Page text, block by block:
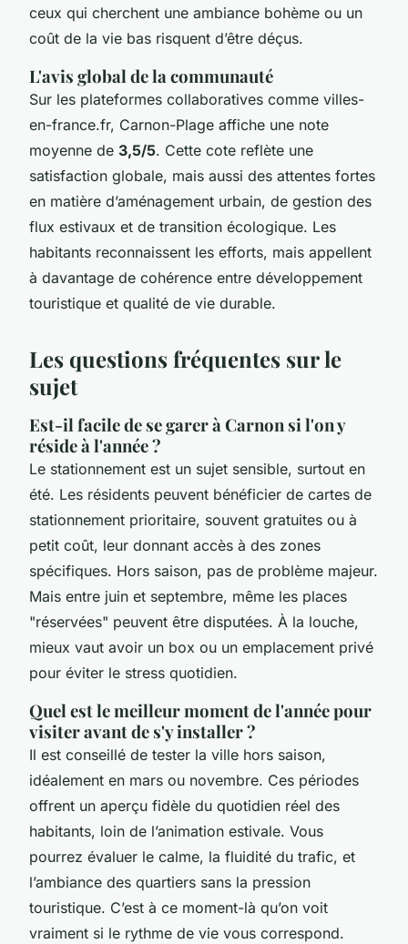
ceux qui cherchent une ambiance bohème ou un
coût de la vie bas risquent d’être déçus.
L'avis global de la communauté
Sur les plateformes collaboratives comme villes-
en-france.fr, Carnon-Plage affiche une note
moyenne de 3,5/5. Cette cote reflète une
satisfaction globale, mais aussi des attentes fortes
en matière d’aménagement urbain, de gestion des
flux estivaux et de transition écologique. Les
habitants reconnaissent les efforts, mais appellent
à davantage de cohérence entre développement
touristique et qualité de vie durable.
Les questions fréquentes sur le
sujet
Est-il facile de se garer à Carnon si l'on y
réside à l'année ?
Le stationnement est un sujet sensible, surtout en
été. Les résidents peuvent bénéficier de cartes de
stationnement prioritaire, souvent gratuites ou à
petit coût, leur donnant accès à des zones
spécifiques. Hors saison, pas de problème majeur.
Mais entre juin et septembre, même les places
"réservées" peuvent être disputées. À la louche,
mieux vaut avoir un box ou un emplacement privé
pour éviter le stress quotidien.
Quel est le meilleur moment de l'année pour
visiter avant de s'y installer ?
Il est conseillé de tester la ville hors saison,
idéalement en mars ou novembre. Ces périodes
offrent un aperçu fidèle du quotidien réel des
habitants, loin de l’animation estivale. Vous
pourrez évaluer le calme, la fluidité du trafic, et
l’ambiance des quartiers sans la pression
touristique. C’est à ce moment-là qu’on voit
vraiment si le rythme de vie vous correspond.